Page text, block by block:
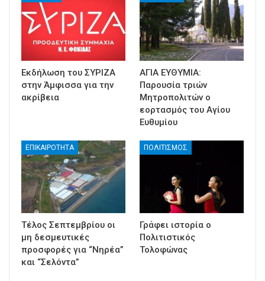
Εκδήλωση του ΣΥΡΙΖΑ
στην Άμφισσα για την
ακρίβεια
ΑΓΙΑ ΕΥΘΥΜΙΑ:
Παρουσία τριών
Μητροπολιτών ο
εορτασμός του Αγίου
Ευθυμίου
ΕΠΙΚΑΙΡΟΤΗΤΑ
Τέλος Σεπτεμβρίου οι
μη δεσμευτικές
προσφορές για “Νηρέα”
και “Σελόντα”
ΠΟΛΙΤΙΣΜΟΣ
Γράφει ιστορία ο
Πολιτιστικός
Τολοφώνας